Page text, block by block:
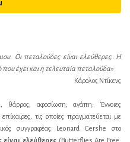
Οι πεταλούδες είναι ελεύθερες. Η
έχει και η τελευταία πεταλούδα»
Κάρολος Ντίκενς
θάρρος, αφοσίωση, αγάπη. Έννοιες
τις οποίες πραγματεύεται με
συγγραφέας Leonard Gershe στο